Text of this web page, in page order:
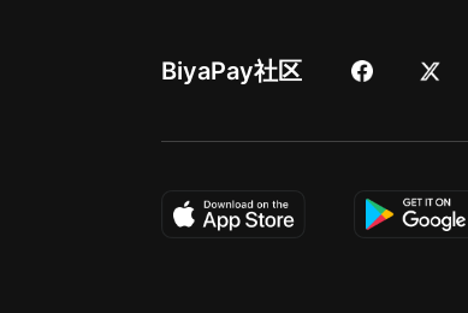
BiyaPay社区